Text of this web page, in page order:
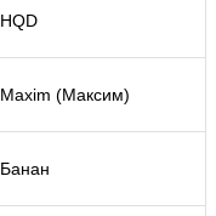
HQD
Maxim (Максим)
Банан